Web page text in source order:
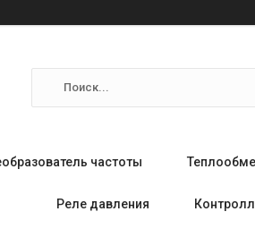
частоты
Реле давления